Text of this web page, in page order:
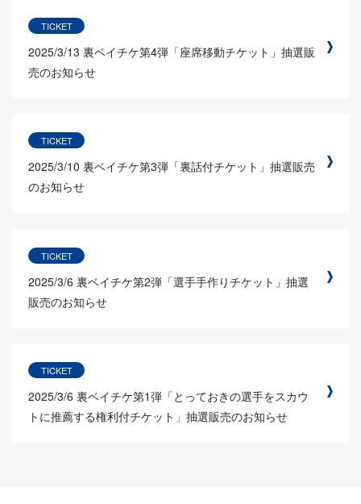
TICKET
2025/3/13 裏ベイチケ第4弾「座席移動チケット」抽選販
売のお知らせ
TICKET
2025/3/10 裏ベイチケ第3弾「裏話付チケット」抽選販売
のお知らせ
TICKET
2025/3/6 裏ベイチケ第2弾「選手手作りチケット」抽選
販売のお知らせ
TICKET
2025/3/6 裏ベイチケ第1弾「とっておきの選手をスカウ
トに推薦する権利付チケット」抽選販売のお知らせ